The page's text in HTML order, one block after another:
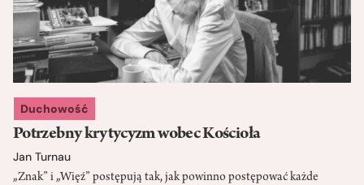
Duchowość
Potrzebny krytycyzm wobec Kościoła
Jan Turnau
„Znak” i „Więź” postępują tak, jak powinno postępować każde